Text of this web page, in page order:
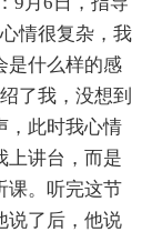
情很复杂，我
是什么样的感
了我，没想到
，此时我心情
上讲台，而是
课。听完这节
说了后，他说